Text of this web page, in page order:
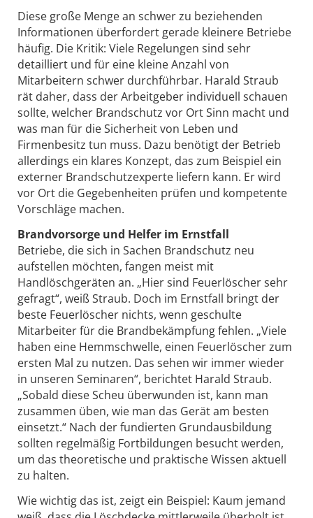
Diese große Menge an schwer zu beziehenden
Informationen überfordert gerade kleinere Betriebe
häufig. Die Kritik: Viele Regelungen sind sehr
detailliert und für eine kleine Anzahl von
Mitarbeitern schwer durchführbar. Harald Straub
rät daher, dass der Arbeitgeber individuell schauen
sollte, welcher Brandschutz vor Ort Sinn macht und
was man für die Sicherheit von Leben und
Firmenbesitz tun muss. Dazu benötigt der Betrieb
allerdings ein klares Konzept, das zum Beispiel ein
externer Brandschutzexperte liefern kann. Er wird
vor Ort die Gegebenheiten prüfen und kompetente
Vorschläge machen.
Brandvorsorge und Helfer im Ernstfall
Betriebe, die sich in Sachen Brandschutz neu
aufstellen möchten, fangen meist mit
Handlöschgeräten an. „Hier sind Feuerlöscher sehr
gefragt“, weiß Straub. Doch im Ernstfall bringt der
beste Feuerlöscher nichts, wenn geschulte
Mitarbeiter für die Brandbekämpfung fehlen. „Viele
haben eine Hemmschwelle, einen Feuerlöscher zum
ersten Mal zu nutzen. Das sehen wir immer wieder
in unseren Seminaren“, berichtet Harald Straub.
„Sobald diese Scheu überwunden ist, kann man
zusammen üben, wie man das Gerät am besten
einsetzt.“ Nach der fundierten Grundausbildung
sollten regelmäßig Fortbildungen besucht werden,
um das theoretische und praktische Wissen aktuell
zu halten.
Wie wichtig das ist, zeigt ein Beispiel: Kaum jemand